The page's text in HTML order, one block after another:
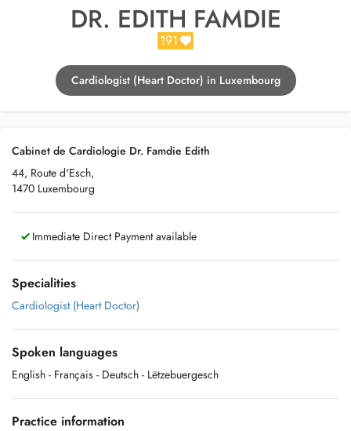
DR. EDITH FAMDIE
191
Cardiologist (Heart Doctor) in Luxembourg
Cabinet de Cardiologie Dr. Famdie Edith
44, Route d'Esch,
1470 Luxembourg
Immediate Direct Payment available
Specialities
Cardiologist (Heart Doctor)
Spoken languages
English - Français - Deutsch - Lëtzebuergesch
Practice information